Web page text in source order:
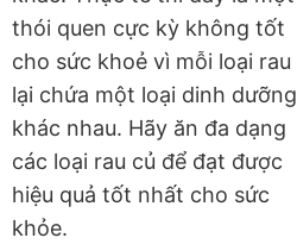
thói quen cực kỳ không tốt
cho sức khoẻ vì mỗi loại rau
lại chứa một loại dinh dưỡng
khác nhau. Hãy ăn đa dạng
các loại rau củ để đạt được
hiệu quả tốt nhất cho sức
khỏe.